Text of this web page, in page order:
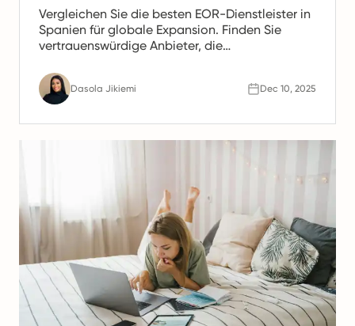
Vergleichen Sie die besten EOR-Dienstleister in
Spanien für globale Expansion. Finden Sie
vertrauenswürdige Anbieter, die
Unterstützung für spanische Teams anbieten.
Dasola Jikiemi Dec 10, 2025